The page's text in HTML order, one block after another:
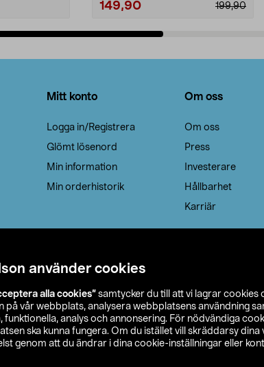
använder cookies
alla cookies” samtycker du till att vi lagrar cookies
på vår webbplats, analysera webbplatsens användning
funktionella, analys och annonsering. För nödvändiga
ska kunna fungera. Om du istället vill skräddarsy dina
genom att du ändrar i dina cookie-inställningar eller
199,90
149,90
Mitt konto
Logga in/Registrera
Glömt lösenord
Min information
Min orderhistorik
Om oss
Om oss
Press
Investerare
Hållbarhet
Karriär